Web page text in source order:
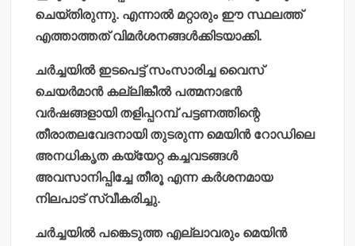
ചെയ്തിരുന്നു. എന്നാല്‍ മറ്റാരും ഈ സ്ഥലത്ത്
എത്താത്തത് വിമര്‍ശനങ്ങള്‍ക്കിടയാക്കി.
ചര്‍ച്ചയില്‍ ഇടപെട്ട് സംസാരിച്ച വൈസ്
ചെയര്‍മാന്‍ കല്ലിങ്കീല്‍ പത്മനാഭന്‍
വര്‍ഷങ്ങളായി തളിപ്പറമ്പ് പട്ടണത്തിന്റെ
തീരാതലവേദനായി തുടരുന്ന മെയിന്‍ റോഡിലെ
അനധികൃത കയ്യേറ്റ കച്ചവടങ്ങള്‍
അവസാനിപ്പിച്ചേ തീരൂ എന്ന കര്‍ശനമായ
നിലപാട് സ്വീകരിച്ചു.
ചര്‍ച്ചയില്‍ പങ്കെടുത്ത എല്ലാവരും മെയിന്‍